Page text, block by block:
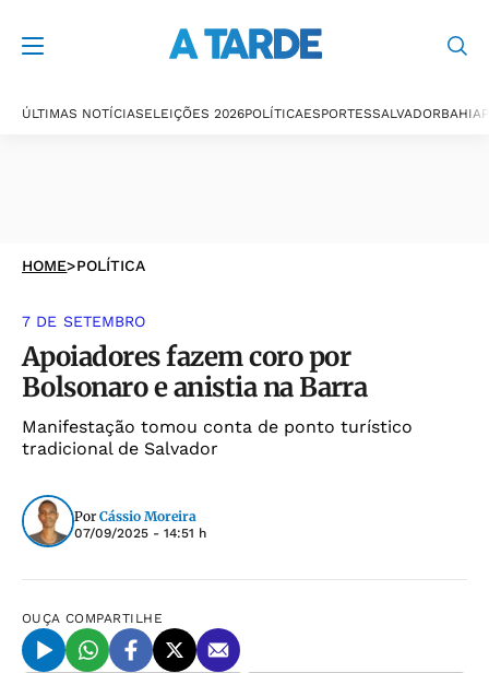
ÚLTIMAS NOTÍCIASELEIÇÕES 2026POLÍTICAESPORTESSALVADORBAHIA
HOME>POLÍTICA
7 DE SETEMBRO
Apoiadores fazem coro por
Bolsonaro e anistia na Barra
Manifestação tomou conta de ponto turístico
tradicional de Salvador
Por Cássio Moreira
07/09/2025 - 14:51 h
OUÇA COMPARTILHE